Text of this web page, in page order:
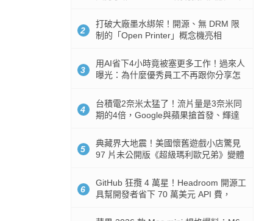
2
打破大廠墨水綁架！開源、無 DRM 限
制的「Open Printer」概念機亮相
3
用AI省下4小時竟被塞更多工作！過來人
曝光：為什麼優秀員工不再跟你分享怎
4
台積電2奈米太猛了！流片量是3奈米同
期的4倍，Google與蘋果搶首發、輝達
5
典藏界大地震！美國懷舊遊戲小店驚見
97 片未公開版《超級瑪利歐兄弟》變體
6
GitHub 狂攬 4 萬星！Headroom 開源工
具幫開發者省下 70 萬美元 API 費，